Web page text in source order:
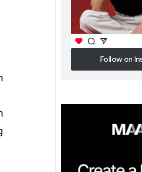
Follow on
Follow on